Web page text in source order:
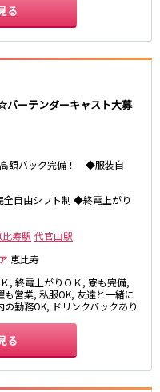
る
バーテンダーキャスト大募
額バック完備！ ◆服装自
自由シフト制 ◆終電上がり
比寿駅 代官山駅
恵比寿
, 終電上がりＯＫ, 寮も完備,
営業, 私服OK, 友達と一緒に
勤務OK, ドリンクバックあり
る